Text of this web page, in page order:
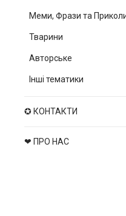
Меми, Фрази та
Тварини
Авторське
Інші тематики
✪ КОНТАКТИ
❤ ПРО НАС